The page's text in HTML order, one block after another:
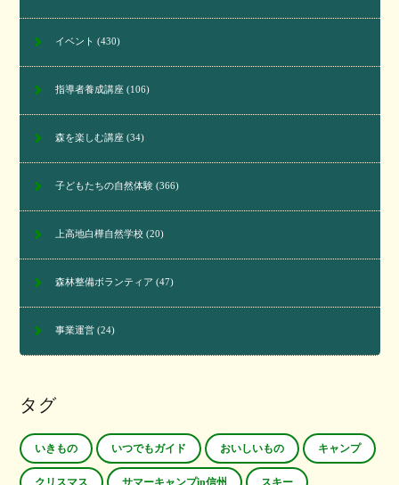
イベント (430)
指導者養成講座(106)
森を楽しむ講座(34)
子どもたちの自然体験(366)
上高地白樺自然学校(20)
森林整備ボランティア (47)
事業運営(24)
タグ
いきもの いつでもガイド おいしいもの キャンプ
クリスマス サマーキャンプin信州 スキー